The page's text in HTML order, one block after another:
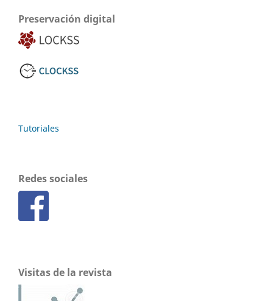
Preservación digital
Tutoriales
Redes sociales
Visitas de la revista